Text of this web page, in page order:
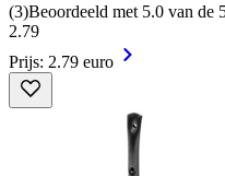
(3)Beoordeeld met 5.0 van de
2.79
Prijs: 2.79 euro